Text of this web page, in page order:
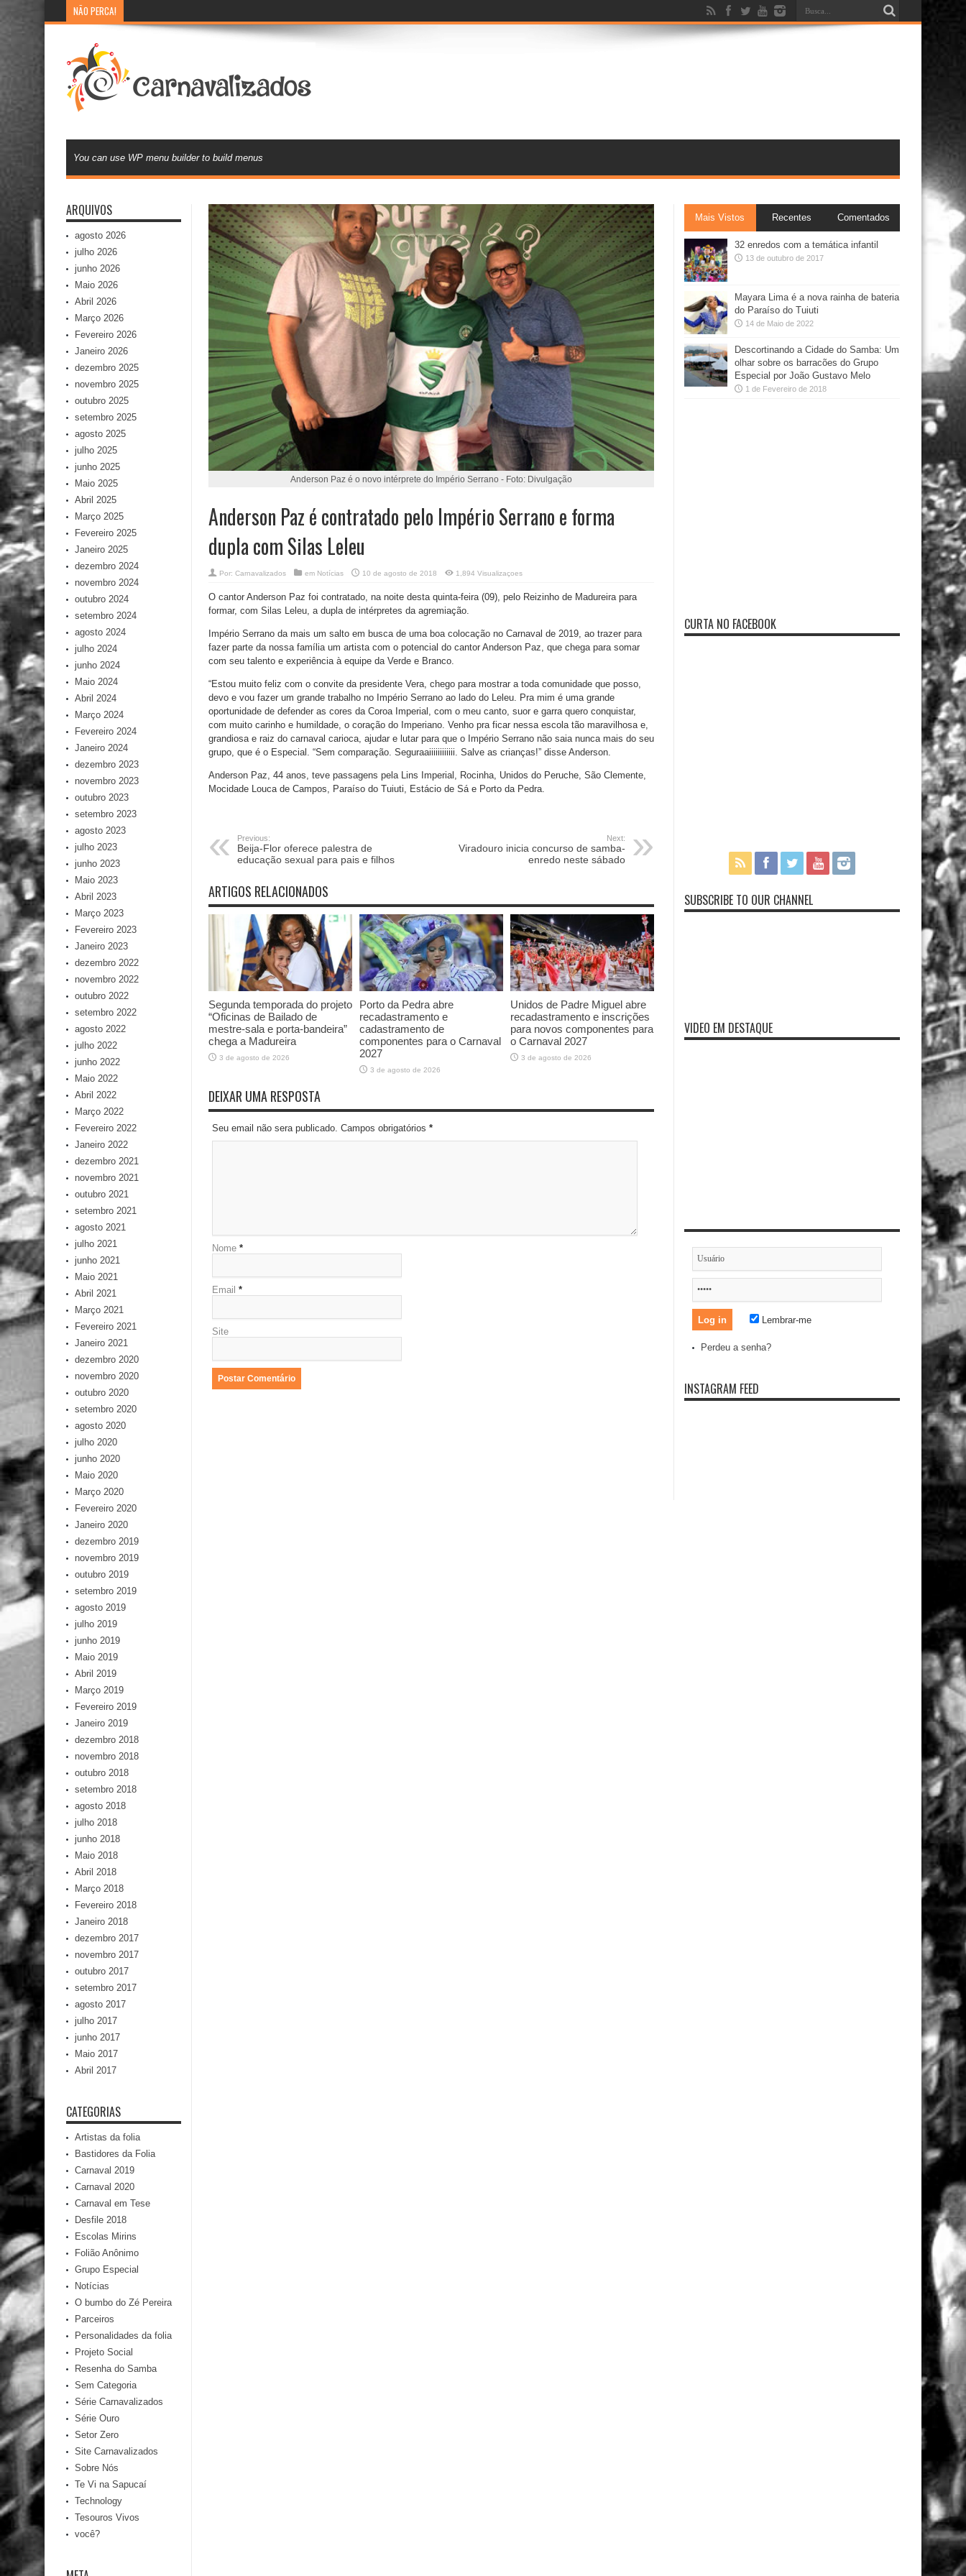
NÃO PERCA!
You can use WP menu builder to build menus
Anderson Paz é o novo intérprete do Império Serrano - Foto: Divulgação
Anderson Paz é contratado pelo Império Serrano e forma
dupla com Silas Leleu
Por: Carnavalizados em Notícias 10 de agosto de 2018 1,894 Visualizaçoes
O cantor Anderson Paz foi contratado, na noite desta quinta-feira (09), pelo Reizinho de Madureira para
formar, com Silas Leleu, a dupla de intérpretes da agremiação.
Império Serrano da mais um salto em busca de uma boa colocação no Carnaval de 2019, ao trazer para
fazer parte da nossa família um artista com o potencial do cantor Anderson Paz, que chega para somar
com seu talento e experiência à equipe da Verde e Branco.
“Estou muito feliz com o convite da presidente Vera, chego para mostrar a toda comunidade que posso,
devo e vou fazer um grande trabalho no Império Serrano ao lado do Leleu. Pra mim é uma grande
oportunidade de defender as cores da Coroa Imperial, com o meu canto, suor e garra quero conquistar,
com muito carinho e humildade, o coração do Imperiano. Venho pra ficar nessa escola tão maravilhosa e,
grandiosa e raiz do carnaval carioca, ajudar e lutar para que o Império Serrano não saia nunca mais do seu
grupo, que é o Especial. “Sem comparação. Seguraaiiiiiiiiiiii. Salve as crianças!” disse Anderson.
Anderson Paz, 44 anos, teve passagens pela Lins Imperial, Rocinha, Unidos do Peruche, São Clemente,
Mocidade Louca de Campos, Paraíso do Tuiuti, Estácio de Sá e Porto da Pedra.
Previous:
Beija-Flor oferece palestra de
educação sexual para pais e filhos
Next:
Viradouro inicia concurso de samba-
enredo neste sábado
ARTIGOS RELACIONADOS
Segunda temporada do projeto
“Oficinas de Bailado de
mestre-sala e porta-bandeira”
chega a Madureira
3 de agosto de 2026
Porto da Pedra abre
recadastramento e
cadastramento de
componentes para o Carnaval
2027
3 de agosto de 2026
Unidos de Padre Miguel abre
recadastramento e inscrições
para novos componentes para
o Carnaval 2027
3 de agosto de 2026
DEIXAR UMA RESPOSTA
Seu email não sera publicado. Campos obrigatórios *
Nome *
Email *
Site
ARQUIVOS
agosto 2026
julho 2026
junho 2026
Maio 2026
Abril 2026
Março 2026
Fevereiro 2026
Janeiro 2026
dezembro 2025
novembro 2025
outubro 2025
setembro 2025
agosto 2025
julho 2025
junho 2025
Maio 2025
Abril 2025
Março 2025
Fevereiro 2025
Janeiro 2025
dezembro 2024
novembro 2024
outubro 2024
setembro 2024
agosto 2024
julho 2024
junho 2024
Maio 2024
Abril 2024
Março 2024
Fevereiro 2024
Janeiro 2024
dezembro 2023
novembro 2023
outubro 2023
setembro 2023
agosto 2023
julho 2023
junho 2023
Maio 2023
Abril 2023
Março 2023
Fevereiro 2023
Janeiro 2023
dezembro 2022
novembro 2022
outubro 2022
setembro 2022
agosto 2022
julho 2022
junho 2022
Maio 2022
Abril 2022
Março 2022
Fevereiro 2022
Janeiro 2022
dezembro 2021
novembro 2021
outubro 2021
setembro 2021
agosto 2021
julho 2021
junho 2021
Maio 2021
Abril 2021
Março 2021
Fevereiro 2021
Janeiro 2021
dezembro 2020
novembro 2020
outubro 2020
setembro 2020
agosto 2020
julho 2020
junho 2020
Maio 2020
Março 2020
Fevereiro 2020
Janeiro 2020
dezembro 2019
novembro 2019
outubro 2019
setembro 2019
agosto 2019
julho 2019
junho 2019
Maio 2019
Abril 2019
Março 2019
Fevereiro 2019
Janeiro 2019
dezembro 2018
novembro 2018
outubro 2018
setembro 2018
agosto 2018
julho 2018
junho 2018
Maio 2018
Abril 2018
Março 2018
Fevereiro 2018
Janeiro 2018
dezembro 2017
novembro 2017
outubro 2017
setembro 2017
agosto 2017
julho 2017
junho 2017
Maio 2017
Abril 2017
CATEGORIAS
Artistas da folia
Bastidores da Folia
Carnaval 2019
Carnaval 2020
Carnaval em Tese
Desfile 2018
Escolas Mirins
Folião Anônimo
Grupo Especial
Notícias
O bumbo do Zé Pereira
Parceiros
Personalidades da folia
Projeto Social
Resenha do Samba
Sem Categoria
Série Carnavalizados
Série Ouro
Setor Zero
Site Carnavalizados
Sobre Nós
Te Vi na Sapucaí
Technology
Tesouros Vivos
você?
Mais Vistos Recentes Comentados
32 enredos com a temática infantil
13 de outubro de 2017
Mayara Lima é a nova rainha de bateria
do Paraíso do Tuiuti
14 de Maio de 2022
Descortinando a Cidade do Samba: Um
olhar sobre os barracões do Grupo
Especial por João Gustavo Melo
1 de Fevereiro de 2018
CURTA NO FACEBOOK
SUBSCRIBE TO OUR CHANNEL
VIDEO EM DESTAQUE
Lembrar-me
Perdeu a senha?
INSTAGRAM FEED